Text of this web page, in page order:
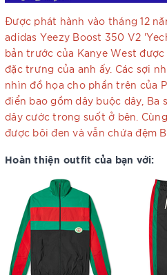
Được phát hành vào tháng 12
adidas Yeezy Boost 350 V2
bản trước của Kanye West
đặc trưng của anh ấy. Các sợi
nhìn đồ họa cho phần trên của
điển bao gồm dây buộc dây,
dây cước trong suốt ở bên.
được bôi đen và vẫn chứa đệm
Hoàn thiện outfit của bạn với: